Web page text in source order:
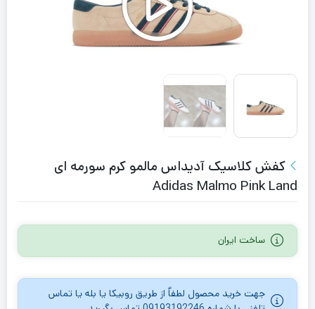
کفش کلاسیک آدیداس مالمو کرم سورمه ای
Adidas Malmo Pink Land
ساخت ایران
جهت خرید محصول لطفاٌ از طریق روبیکا یا بله یا تماس